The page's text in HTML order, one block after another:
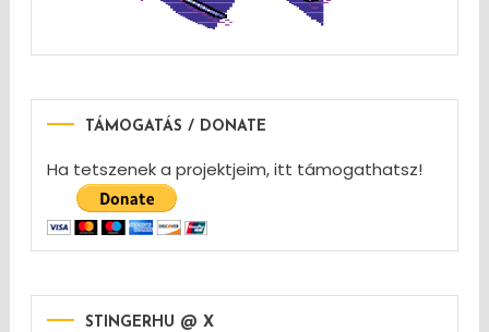
TÁMOGATÁS / DONATE
Ha tetszenek a projektjeim, itt támogathatsz!
STINGERHU @ X